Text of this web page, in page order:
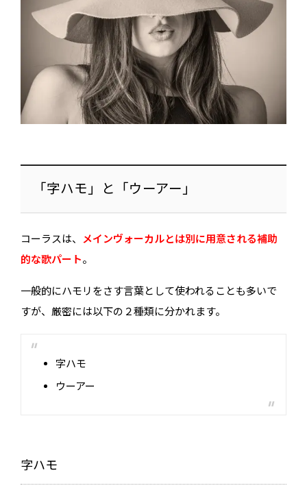
「字ハモ」と「ウーアー」
コーラスは、 メインヴォーカルとは別に用意される補助
的な歌パート。
一般的にハモリをさす言葉として使われることも多いで
すが、厳密には以下の２種類に分かれます。
字ハモ
ウーアー
字ハモ